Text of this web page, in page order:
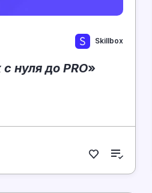
Skillbox
нуля до PRO»